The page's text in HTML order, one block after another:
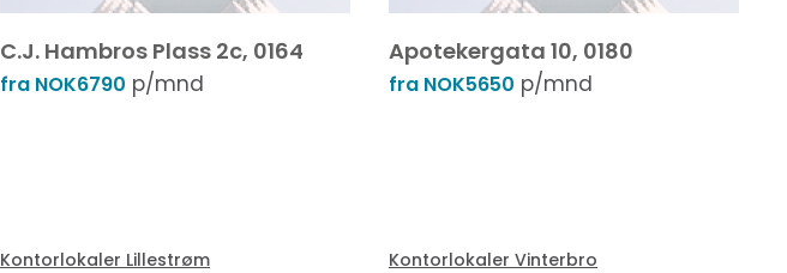
C.J. Hambros Plass 2c, 0164
fra NOK6790 p/mnd
Apotekergata 10, 0180
fra NOK5650 p/mnd
Kontorlokaler Lillestrøm
Kontorlokaler Vinterbro